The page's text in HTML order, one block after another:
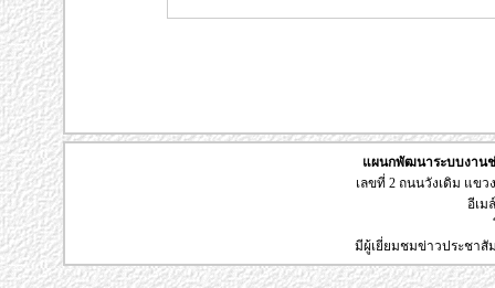
แผนกพัฒนาระบบงานช่
เลขที่ 2 ถนนวังเดิม แขว
อีเม
มีผู้เยี่ยมชมข่าวประชา